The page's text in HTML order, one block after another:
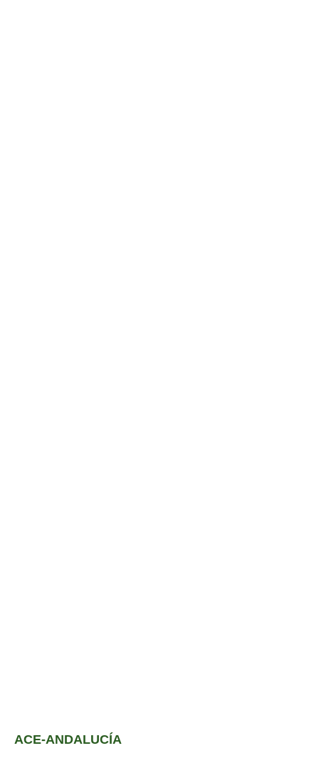
ACE-ANDALUCÍA